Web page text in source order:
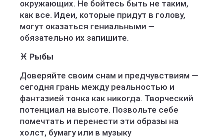
окружающих. Не бойтесь быть не таким,
как все. Идеи, которые придут в голову,
могут оказаться гениальными —
обязательно их запишите.
♓ Рыбы
Доверяйте своим снам и предчувствиям —
сегодня грань между реальностью и
фантазией тонка как никогда. Творческий
потенциал на высоте. Позвольте себе
помечтать и перенести эти образы на
холст, бумагу или в музыку